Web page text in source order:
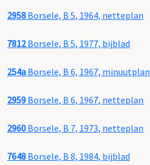
2958 Borsele, B 5, 1964, netteplan
7812Borsele, B 5, 1977, bijblad
254a Borsele, B 6, 1967, minuutplan
2959 Borsele, B 6, 1967, netteplan
2960 Borsele, B 7, 1973, netteplan
7648 Borsele, B 8, 1984, bijblad